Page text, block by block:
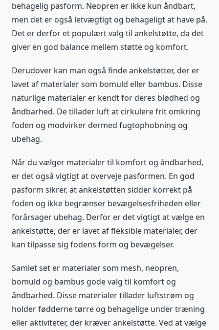
behagelig pasform. Neopren er ikke kun åndbart,
men det er også letvægtigt og behageligt at have på.
Det er derfor et populært valg til ankelstøtte, da det
giver en god balance mellem støtte og komfort.
Derudover kan man også finde ankelstøtter, der er
lavet af materialer som bomuld eller bambus. Disse
naturlige materialer er kendt for deres blødhed og
åndbarhed. De tillader luft at cirkulere frit omkring
foden og modvirker dermed fugtophobning og
ubehag.
Når du vælger materialer til komfort og åndbarhed,
er det også vigtigt at overveje pasformen. En god
pasform sikrer, at ankelstøtten sidder korrekt på
foden og ikke begrænser bevægelsesfriheden eller
forårsager ubehag. Derfor er det vigtigt at vælge en
ankelstøtte, der er lavet af fleksible materialer, der
kan tilpasse sig fodens form og bevægelser.
Samlet set er materialer som mesh, neopren,
bomuld og bambus gode valg til komfort og
åndbarhed. Disse materialer tillader luftstrøm og
holder fødderne tørre og behagelige under træning
eller aktiviteter, der kræver ankelstøtte. Ved at vælge